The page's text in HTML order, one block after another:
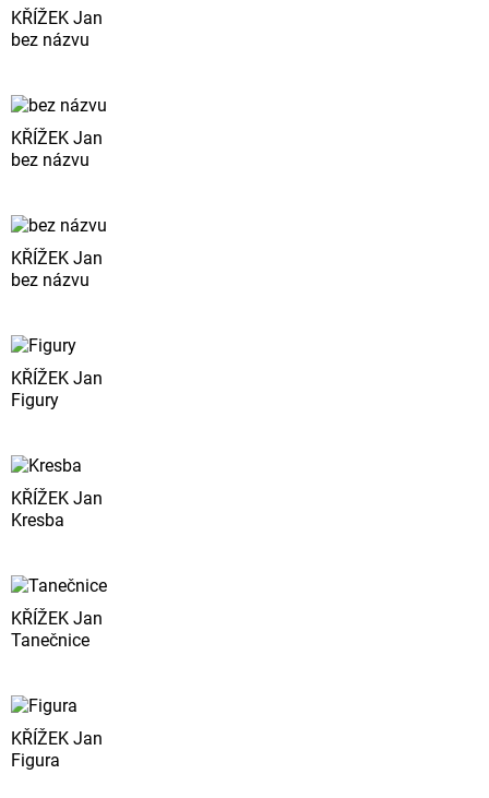
KŘÍŽEK Jan
bez názvu
KŘÍŽEK Jan
bez názvu
KŘÍŽEK Jan
bez názvu
KŘÍŽEK Jan
Figury
KŘÍŽEK Jan
Kresba
KŘÍŽEK Jan
Tanečnice
KŘÍŽEK Jan
Figura